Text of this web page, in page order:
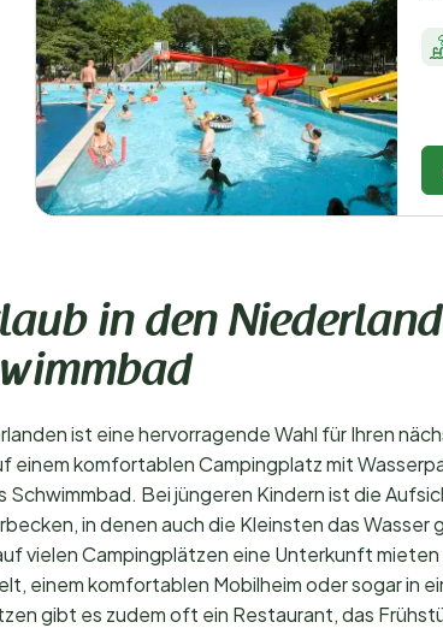
in den
ist eine hervorragende Wahl für Ihren
einem komfortablen Campingplatz mit
Bei jüngeren Kindern ist die
in denen auch die Kleinsten das Wasser
vielen Campingplätzen eine Unterkunft
einem komfortablen Mobilheim oder sogar in
gibt es zudem oft ein Restaurant, das